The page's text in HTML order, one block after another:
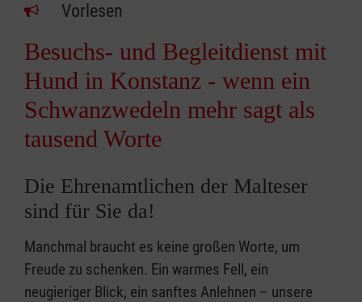
Vorlesen
Besuchs- und Begleitdienst mit
Hund in Konstanz - wenn ein
Schwanzwedeln mehr sagt als
tausend Worte
Die Ehrenamtlichen der Malteser
sind für Sie da!
Manchmal braucht es keine großen Worte, um
Freude zu schenken. Ein warmes Fell, ein
neugieriger Blick, ein sanftes Anlehnen – unsere